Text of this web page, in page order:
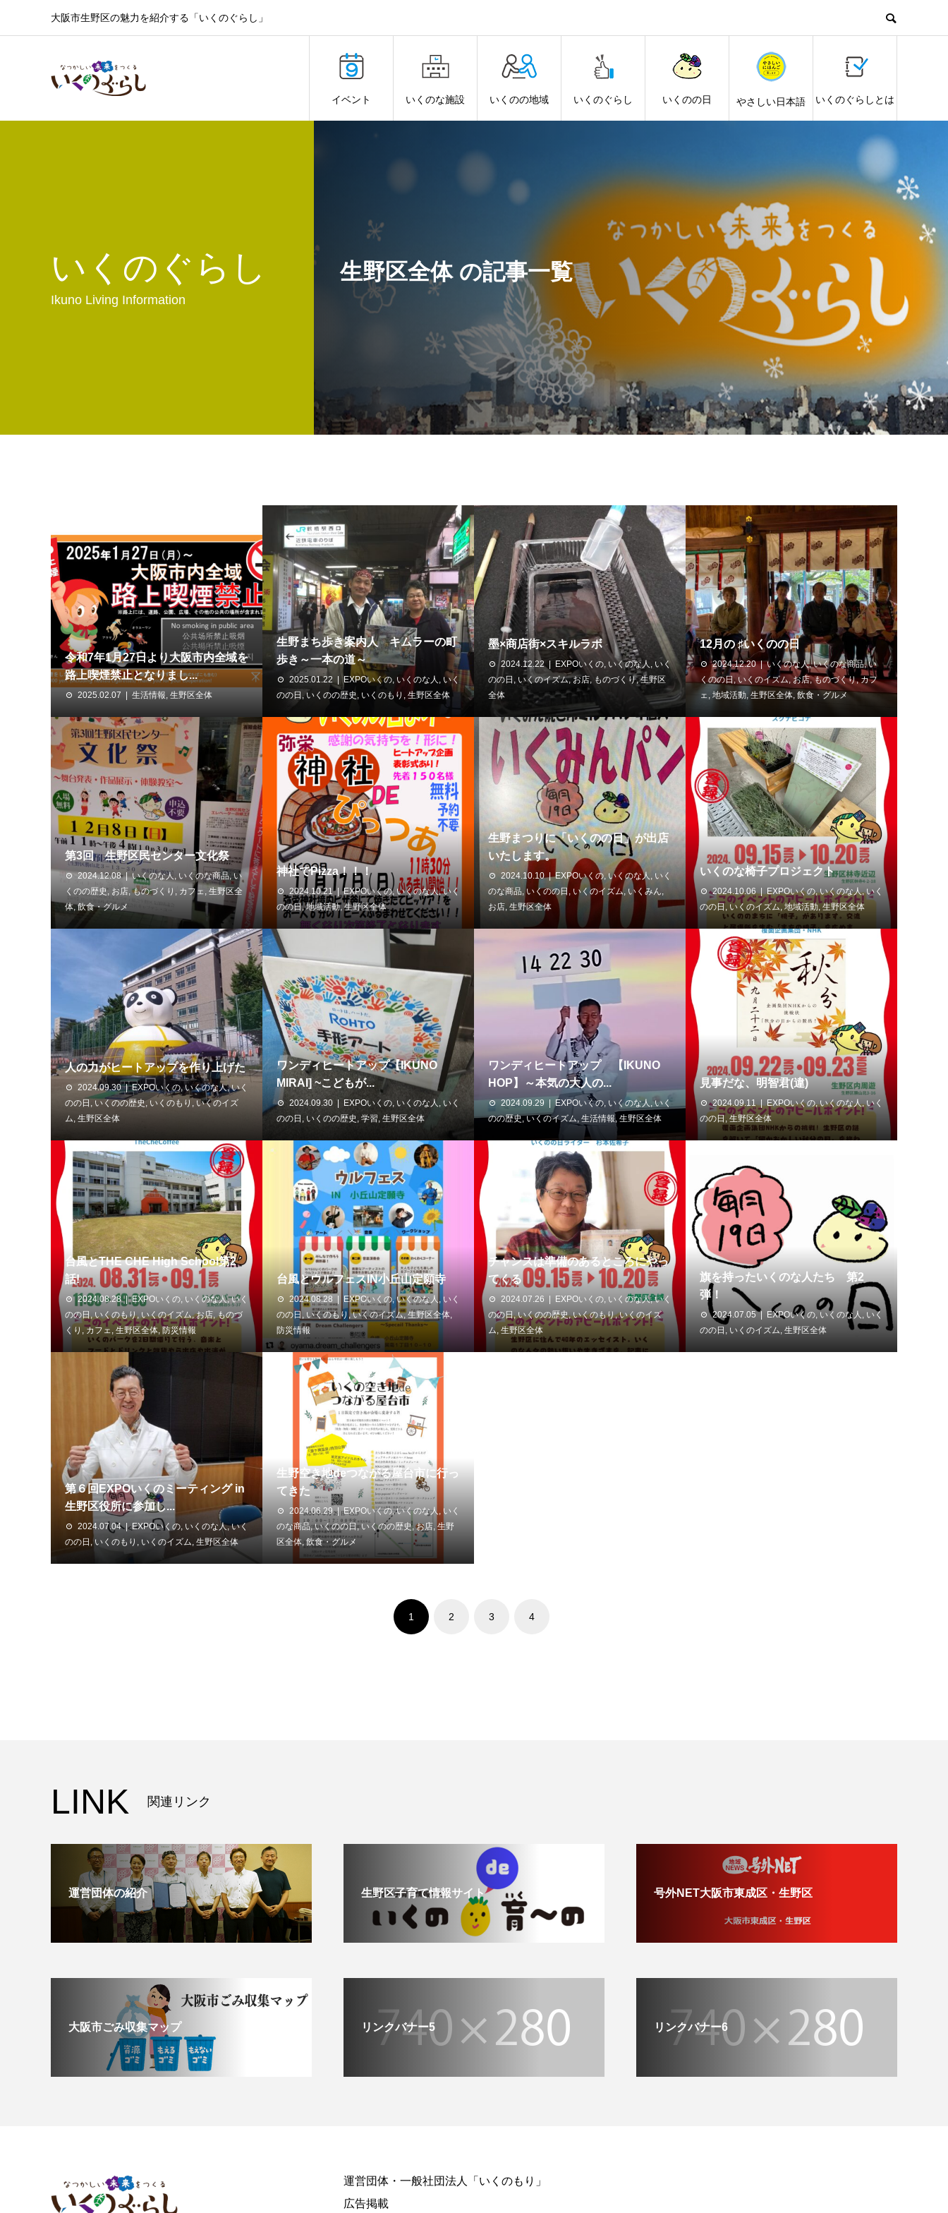
大阪市生野区の魅力を紹介する「いくのぐらし」
イベント いくのな施設 いくのの地域 いくのぐらし いくのの日 やさしい日本語 いくのぐらしとは
いくのぐらし
Ikuno Living Information
生野区全体 の記事一覧
令和7年1月27日より大阪市内全域を
路上喫煙禁止となりまし...
2025.02.07 生活情報, 生野区全体
生野まち歩き案内人 キムラーの町
歩き～一本の道～
2025.01.22 EXPOいくの, いくのな人 , いく
のの日 ,いくのの歴史 , いくのもり , 生野区全体
墨×商店街×スキルラボ
2024.12.22 EXPOいくの, いくのな人 , いく
のの日 , いくのイズム,お店, ものづくり,生野区
全体
12月の ♯いくのの日
2024.12.20 いくのな人,いくのな商品,い
くのの日,いくのイズム, お店,ものづくり,カフ
ェ, 地域活動, 生野区全体, 飲食・グルメ
第3回 生野区民センター文化祭
2024.12.08 いくのな人 , いくのな商品, い
くのの歴史, お店,ものづくり , カフェ, 生野区全
体,飲食・グルメ
神社でPizza！！！
2024.10.21 EXPOいくの, いくのな人,いく
のの日,地域活動, 生野区全体
生野まつりに「いくのの日」が出店
いたします。
2024.10.10 EXPOいくの,いくのな人 , いく
のな商品,いくのの日, いくのイズム, いくみん,
お店, 生野区全体
いくのな椅子プロジェクト
2024.10.06 EXPOいくの,いくのな人,いく
のの日 , いくのイズム, 地域活動, 生野区全体
人の力がヒートアップを作り上げた
2024.09.30 EXPOいくの, いくのな人,いく
のの日 , いくのの歴史, いくのもり , いくのイズ
ム, 生野区全体
ワンディヒートアップ【IKUNO
MIRAI] ~こどもが...
2024.09.30 EXPOいくの, いくのな人 , いく
のの日 , いくのの歴史 , 学習, 生野区全体
ワンディヒートアップ 【IKUNO
HOP】～本気の大人の...
2024.09.29 EXPOいくの, いくのな人 ,いく
のの歴史,いくのイズム, 生活情報, 生野区全体
見事だな、明智君(違)
2024.09.11 EXPOいくの,いくのな人,いく
のの日 , 生野区全体
台風とTHE CHE High School第2
話!
2024.08.28 EXPOいくの, いくのな人,いく
のの日,いくのもり, いくのイズム,お店,ものづ
くり , カフェ, 生野区全体, 防災情報
台風とウルフェスIN小丘山定願寺
2024.08.28 EXPOいくの,いくのな人 , いく
のの日 , いくのもり ,いくのイズム,生野区全体,
防災情報
チャンスは準備のあるところにやっ
てくる
2024.07.26 EXPOいくの, いくのな人,いく
のの日,いくのの歴史,いくのもり,いくのイズ
ム, 生野区全体
旗を持ったいくのな人たち 第2
弾！
2024.07.05 EXPOいくの, いくのな人 , いく
のの日 , いくのイズム, 生野区全体
第６回EXPOいくのミーティング in
生野区役所に参加し...
2024.07.04 EXPOいくの, いくのな人,いく
のの日 ,いくのもり , いくのイズム, 生野区全体
生野空き地deつながる屋台市に行っ
てきた
2024.06.29 EXPOいくの,いくのな人 , いく
のな商品,いくのの日,いくのの歴史,お店, 生野
区全体,飲食・グルメ
1 2 3 4
LINK 関連リンク
運営団体の紹介 生野区子育て情報サイト 号外NET大阪市東成区・生野区
大阪市ごみ収集マップ リンクバナー5 リンクバナー6
運営団体・一般社団法人「いくのもり」
広告掲載